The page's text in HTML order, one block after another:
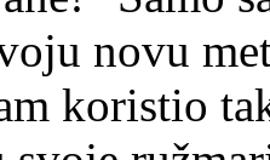
novu
koristio